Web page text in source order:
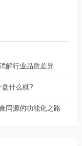
解行业品质差异
什么棋?
同源的功能化之路